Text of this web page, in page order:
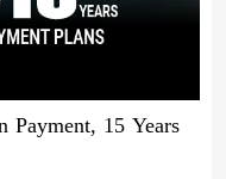
15 Years